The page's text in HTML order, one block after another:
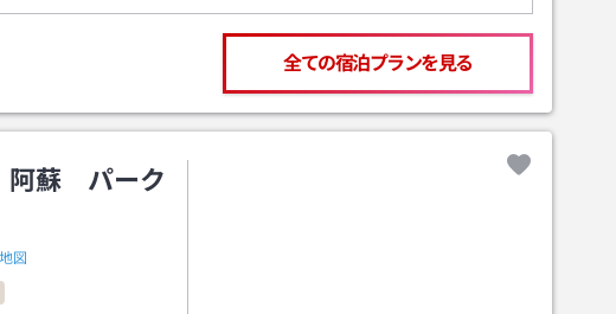
全ての宿泊プランを見る
阿蘇 パーク
地図